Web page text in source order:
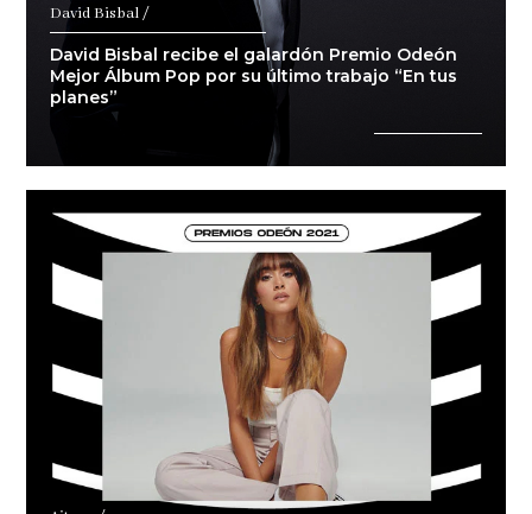
David Bisbal /
David Bisbal recibe el galardón Premio Odeón
Mejor Álbum Pop por su último trabajo “En tus
planes”